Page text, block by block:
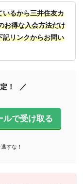
いるから三井住友カ
お得な入会方法だけ
記リンクからお問い
！
ルで受け取る
すな！